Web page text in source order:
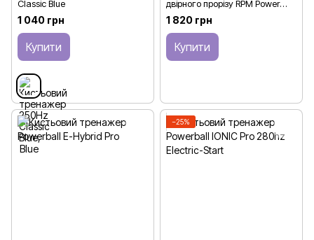
Classic Blue
1 040 грн
Купити
двірного прорізу RPM Power
Pull-Up Bar EVO L 90-120 см
1 820 грн
Купити
−25%